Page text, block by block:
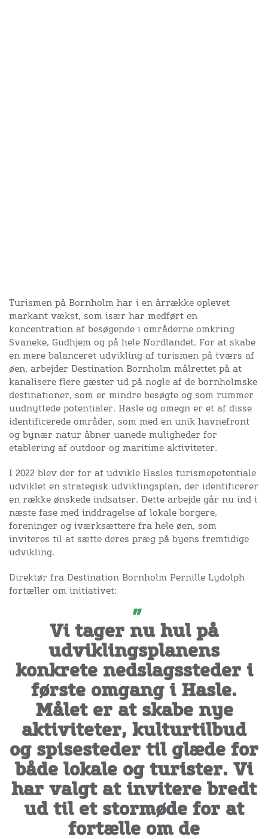
Turismen på Bornholm har i en årrække oplevet
markant vækst, som især har medført en
koncentration af besøgende i områderne omkring
Svaneke, Gudhjem og på hele Nordlandet. For at skabe
en mere balanceret udvikling af turismen på tværs af
øen, arbejder Destination Bornholm målrettet på at
kanalisere flere gæster ud på nogle af de bornholmske
destinationer, som er mindre besøgte og som rummer
uudnyttede potentialer. Hasle og omegn er et af disse
identificerede områder, som med en unik havnefront
og bynær natur åbner uanede muligheder for
etablering af outdoor og maritime aktiviteter.
I 2022 blev der for at udvikle Hasles turismepotentiale
udviklet en strategisk udviklingsplan, der identificerer
en række ønskede indsatser. Dette arbejde går nu ind i
næste fase med inddragelse af lokale borgere,
foreninger og iværksættere fra hele øen, som
inviteres til at sætte deres præg på byens fremtidige
udvikling.
Direktør fra Destination Bornholm Pernille Lydolph
fortæller om initiativet:
Vi tager nu hul på
udviklingsplanens
konkrete nedslagssteder i
første omgang i Hasle.
Målet er at skabe nye
aktiviteter, kulturtilbud
og spisesteder til glæde for
både lokale og turister. Vi
har valgt at invitere bredt
ud til et stormøde for at
fortælle om de